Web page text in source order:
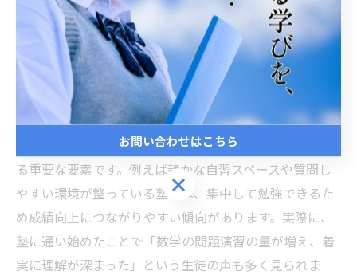
大きな影響を与えています。特に個別指導や少人数制の
教室が多く、それぞれの生徒に合わせた指導がしやすい
点が特徴です。こうした環境では、生徒が自分のペース
で理解を深められるため、苦手分野の克服や基礎力の定
着に役立ちます。
また、教室内の雰囲気や設備の充実度も学習意欲を高め
る重要な要素です。例えば静かな自習スペースや質問し
やすい環境が整っている塾では、集中して勉強できるた
め成績向上につながりやすい傾向があります。実際に、
塾に通い始めたことで「数学の問題演習の量が増え、着
実に理解が深まった」という生徒の声も多く見られま
お問い合わせはこちら
お問い合わせはこちら